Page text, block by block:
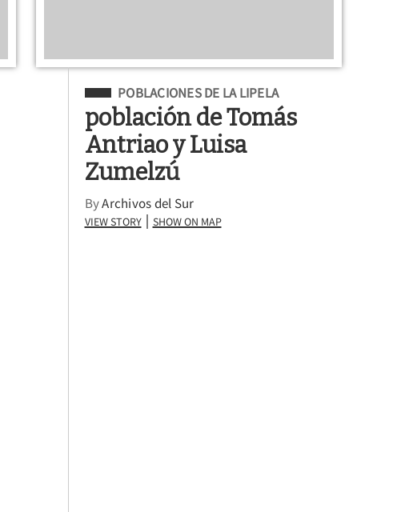
Filed Under
POBLACIONES DE LA LIPELA
población de Tomás
Antriao y Luisa
Zumelzú
ByArchivos del Sur
View Story | Show on Map